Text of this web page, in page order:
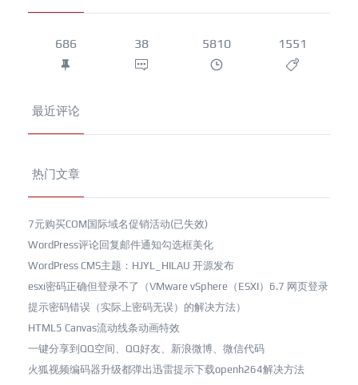
686 38 5810 1551
最近评论
热门文章
7元购买COM国际域名促销活动(已失效)
WordPress评论回复邮件通知勾选框美化
WordPress CMS主题：HJYL_HILAU 开源发布
esxi密码正确但登录不了（VMware vSphere（ESXI）6.7 网页登录
提示密码错误（实际上密码无误）的解决方法）
HTML5 Canvas流动线条动画特效
一键分享到QQ空间、QQ好友、新浪微博、微信代码
火狐视频编码器升级都弹出迅雷提示下载openh264解决方法